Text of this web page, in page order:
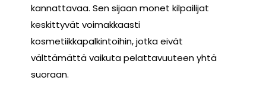
kannattavaa. Sen sijaan monet kilpailijat
keskittyvät voimakkaasti
kosmetiikkapalkintoihin, jotka eivät
välttämättä vaikuta pelattavuuteen yhtä
suoraan.